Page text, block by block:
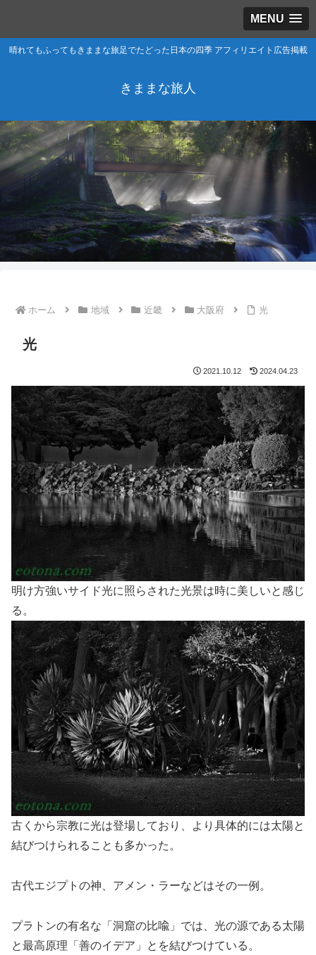
MENU
晴れてもふってもきままな旅足でたどった日本の四季 アフィリエイト広告掲載
きままな旅人
ホーム 地域 近畿 大阪府 光
光
2021.10.12 2024.04.23
明け方強いサイド光に照らされた光景は時に美しいと感じ
る。
古くから宗教に光は登場しており、より具体的には太陽と
結びつけられることも多かった。
古代エジプトの神、アメン・ラーなどはその一例。
プラトンの有名な「洞窟の比喩」では、光の源である太陽
と最高原理「善のイデア」とを結びつけている。